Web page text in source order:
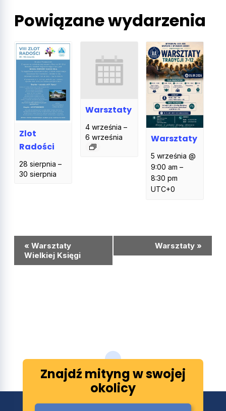
Powiązane wydarzenia
Zlot
Radości
28 sierpnia –
30 sierpnia
Warsztaty
4 września –
6 września
Warsztaty
5 września @
9:00 am –
8:30 pm
UTC+0
Wydarzenie
Nawigacja
« Warsztaty
Wielkiej Księgi
Warsztaty »
Znajdź mityng w swojej
okolicy